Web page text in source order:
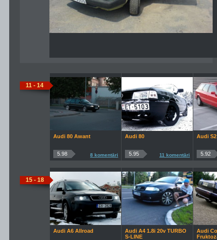
11 - 14
Audi 80 Awant
5.98 8 komentāri
Audi 80
5.95 11 komentāri
Audi S2
5.92
15 - 18
Audi A6 Allroad
Audi A4 1.8i 20v TURBO
S-LINE
Audi